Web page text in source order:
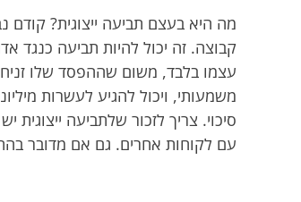
מה היא בעצם תביעה ייצוגית? קודם
קבוצה. זה יכול להיות תביעה כנגד
עצמו בלבד, משום שההפסד שלו זניח
משמעותי, ויכול להגיע לעשרות
סיכוי. צריך לזכור שלתביעה
עם לקוחות אחרים. גם אם מדובר